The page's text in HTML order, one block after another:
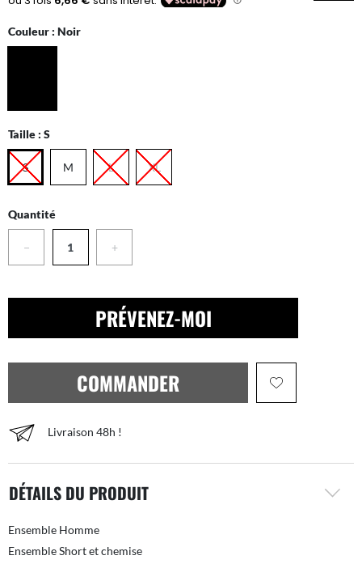
Couleur : Noir
Taille : S
S M L XL
Quantité
− +
PRÉVENEZ-MOI
COMMANDER
Livraison 48h !
DÉTAILS DU PRODUIT
Ensemble Homme
Ensemble Short et chemise